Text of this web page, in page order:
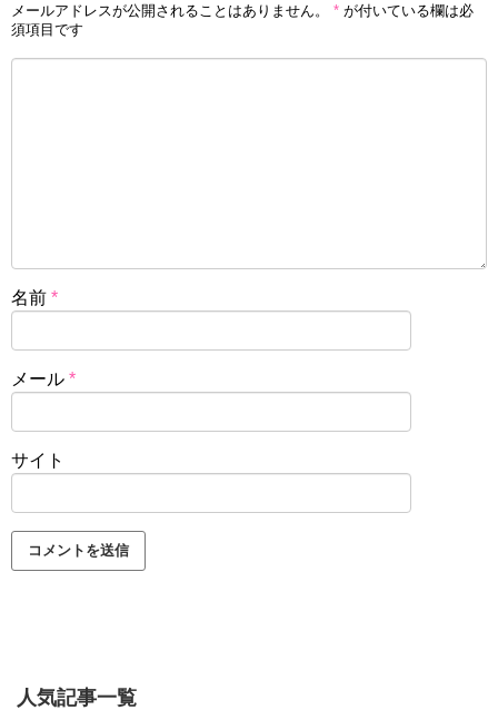
メールアドレスが公開されることはありません。 * が付いている欄は必
須項目です
名前 *
メール *
サイト
人気記事一覧